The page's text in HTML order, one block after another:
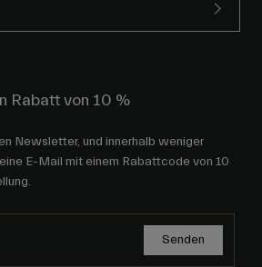
Rabatt von 10 %
Newsletter, und innerhalb weniger
E-Mail mit einem Rabattcode von 10
Senden